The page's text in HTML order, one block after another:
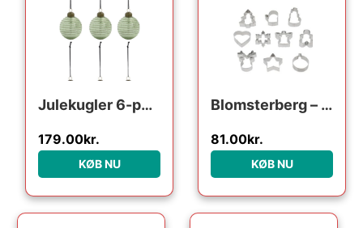
Julekugler 6-pak House Doctor Lolli ornament i glas og metal lysegrøn/grøn Ø6 cm
179.00kr.
KØB NU
Blomsterberg – s ass. forme Kageudstikker 10 stk. Stål
81.00kr.
KØB NU